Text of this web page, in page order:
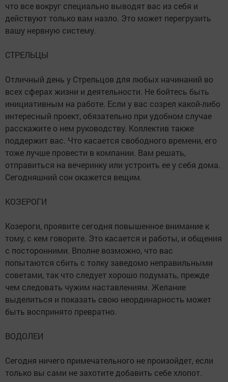
что все вокруг специально выводят вас из себя и
действуют только вам назло. Это может перегрузить
вашу нервную систему.
СТРЕЛЬЦЫ
Отличный день у Стрельцов для любых начинаний во
всех сферах жизни и деятельности. Не бойтесь быть
инициативным на работе. Если у вас созрел какой-либо
интересный проект, обязательно при удобном случае
расскажите о нем руководству. Коллектив также
поддержит вас. Что касается свободного времени, его
тоже лучше провести в компании. Вам решать,
отправиться на вечеринку или устроить ее у себя дома.
Сегодняшний сон окажется вещим.
КОЗЕРОГИ
Козероги, проявите сегодня повышенное внимание к
тому, с кем говорите. Это касается и работы, и общения
с посторонними. Вполне возможно, что вас
попытаются сбить с толку заведомо неправильными
советами, так что следует хорошо подумать, прежде
чем следовать чужим наставлениям. Желание
выделиться и показать свою неординарность может
быть воспринято превратно.
ВОДОЛЕИ
Сегодня ничего примечательного не произойдет, если
только вы сами не захотите добавить себе хлопот.